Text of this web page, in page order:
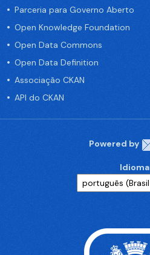
Parceria para Governo Aberto
Open Knowledge Foundation
Open Data Commons
Open Data Definition
Associação CKAN
API do CKAN
Powered by
Idioma